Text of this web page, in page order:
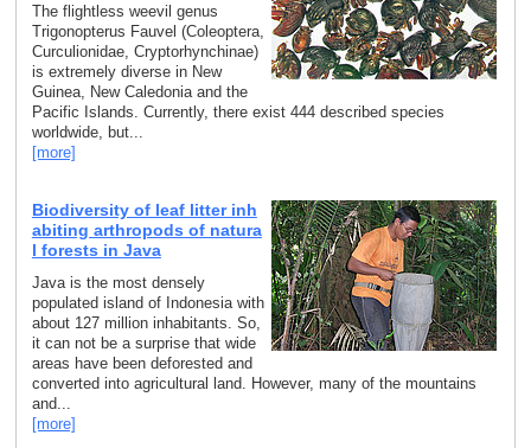
The flightless weevil genus
Trigonopterus Fauvel (Coleoptera,
Curculionidae, Cryptorhynchinae)
is extremely diverse in New
Guinea, New Caledonia and the
Pacific Islands. Currently, there exist 444 described species
worldwide, but...
[more]
Biodiversity of leaf litter inh
abiting arthropods of natura
l forests in Java
Java is the most densely
populated island of Indonesia with
about 127 million inhabitants. So,
it can not be a surprise that wide
areas have been deforested and
converted into agricultural land. However, many of the mountains
and...
[more]